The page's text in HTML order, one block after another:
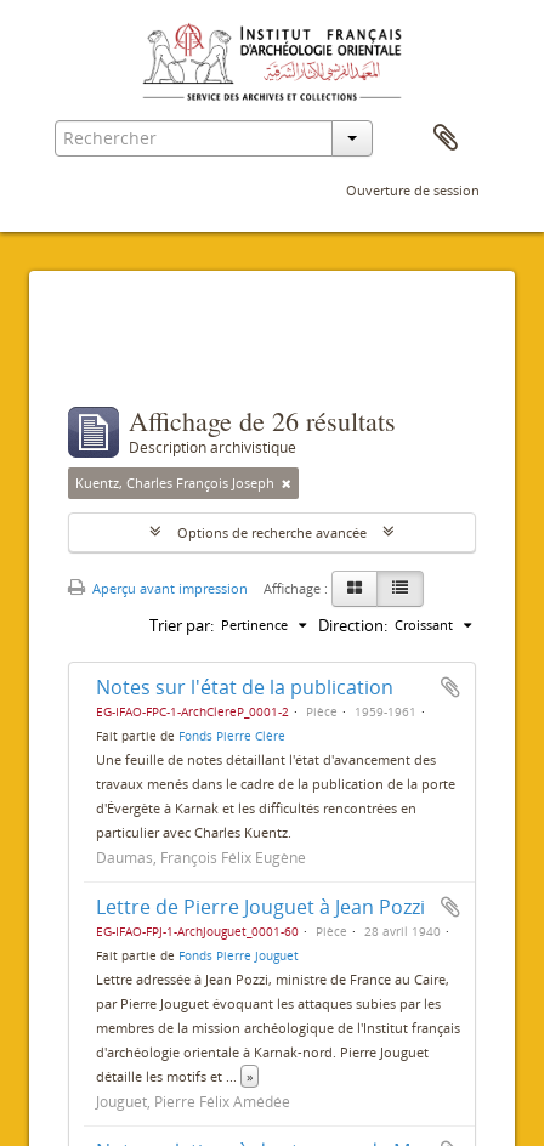
Ouverture de session
Affichage de 26 résultats
Description archivistique
Kuentz, Charles François Joseph
Options de recherche avancée
Aperçu avant impression Affichage :
Trier par: Pertinence Direction: Croissant
Notes sur l'état de la publication
EG-IFAO-FPC-1-ArchClereP_0001-2 Pièce
1959-1961
Fait partie de Fonds Pierre Clère
Une feuille de notes détaillant l'état d'avancement des
travaux menés dans le cadre de la publication de la porte
d'Évergète à Karnak et les difficultés rencontrées en
particulier avec Charles Kuentz.
Daumas, François Félix Eugène
Lettre de Pierre Jouguet à Jean Pozzi
EG-IFAO-FPJ-1-ArchJouguet_0001-60 Pièce
28 avril 1940
Fait partie de Fonds Pierre Jouguet
Lettre adressée à Jean Pozzi, ministre de France au Caire,
par Pierre Jouguet évoquant les attaques subies par les
membres de la mission archéologique de l'Institut français
d'archéologie orientale à Karnak-nord. Pierre Jouguet
détaille les motifs et ... »
Jouguet, Pierre Félix Amédée